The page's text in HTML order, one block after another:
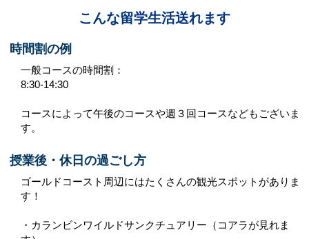
こんな留学生活送れます
時間割の例
一般コースの時間割：
8:30-14:30
コースによって午後のコースや週３回コースなどもございま
す。
授業後・休日の過ごし方
ゴールドコースト周辺にはたくさんの観光スポットがありま
す！
・カランビンワイルドサンクチュアリー（コアラが見れま